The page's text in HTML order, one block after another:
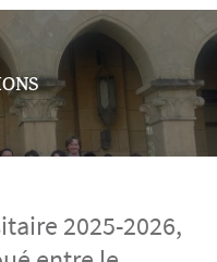
2025-2026,